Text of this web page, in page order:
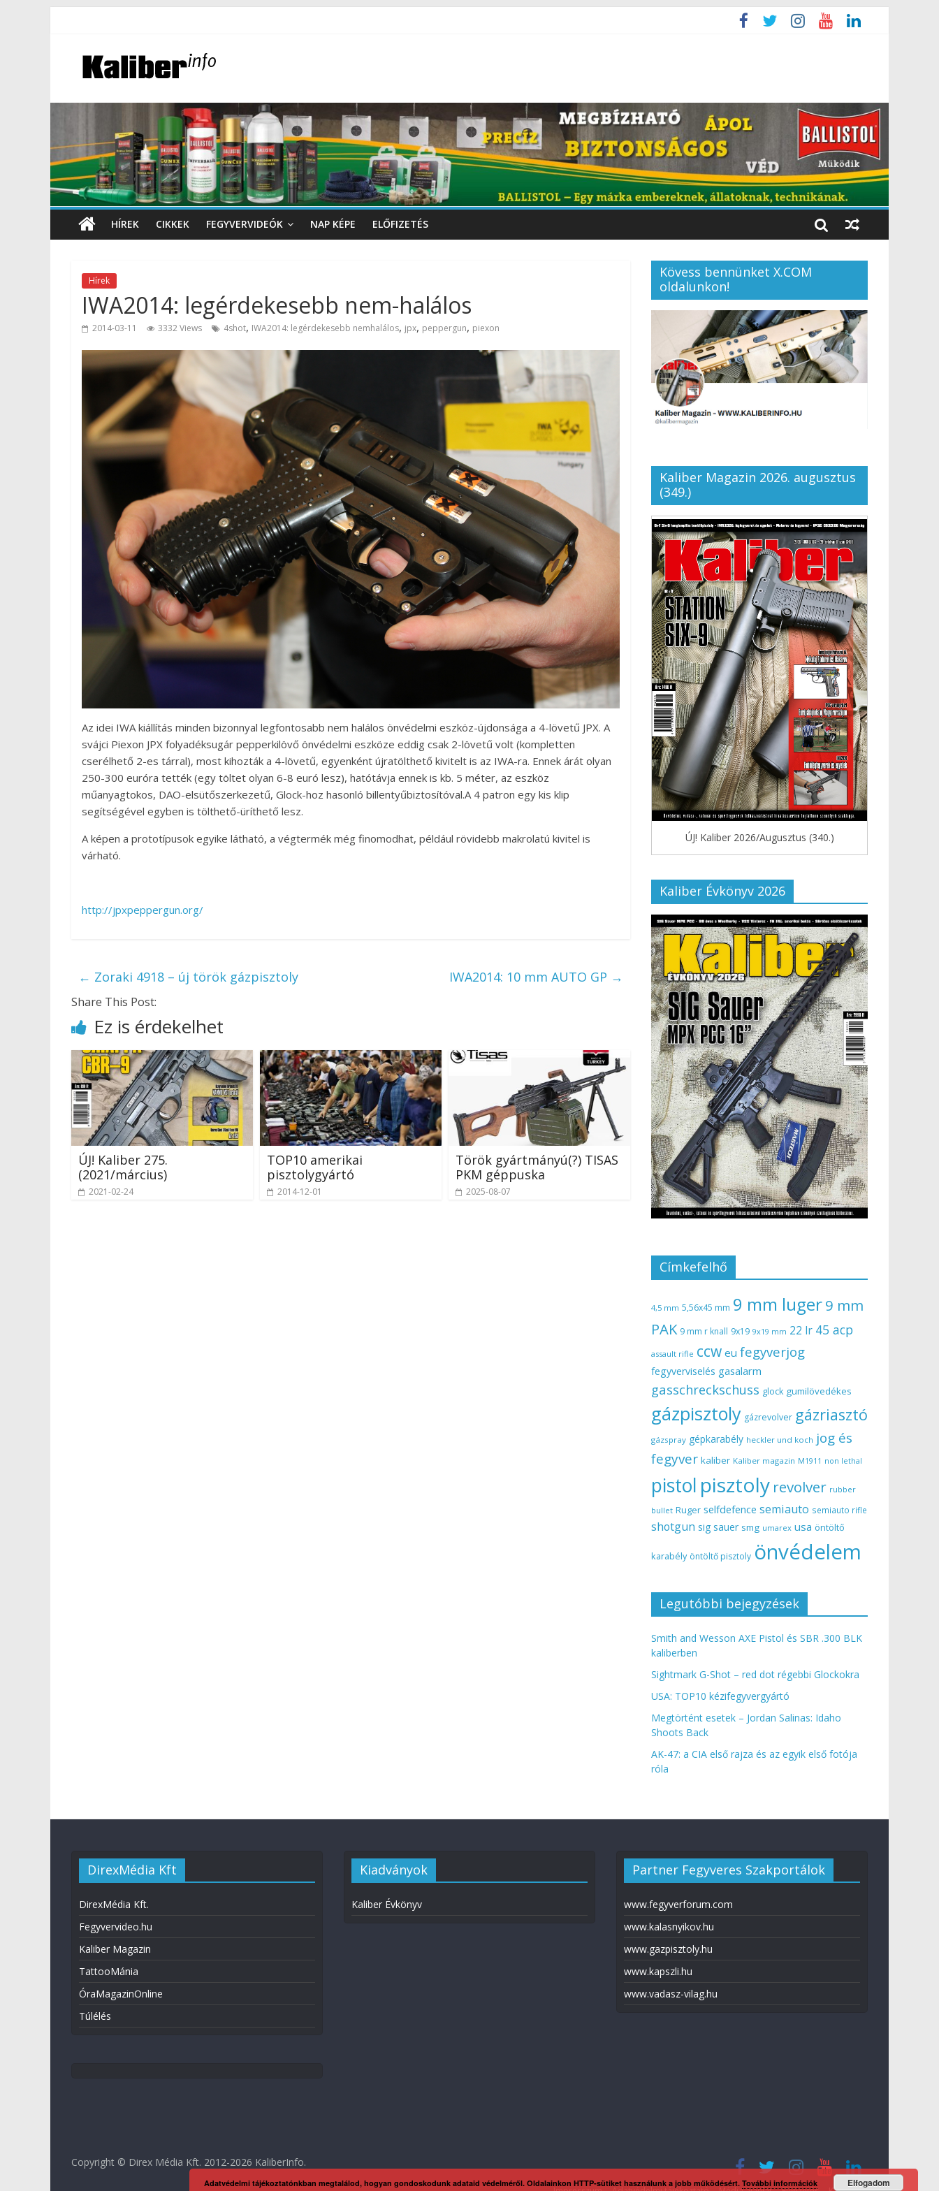
HÍREK CIKKEK FEGYVERVIDEÓK NAP KÉPE ELŐFIZETÉS
Hírek
IWA2014: legérdekesebb nem-halálos
2014-03-11 3332 Views 4shot, IWA2014: legérdekesebb nemhalálos, jpx, peppergun, piexon
Az idei IWA kiállítás minden bizonnyal legfontosabb nem halálos önvédelmi eszköz-újdonsága a 4-lövetű JPX. A
svájci Piexon JPX folyadéksugár pepperkilövő önvédelmi eszköze eddig csak 2-lövetű volt (kompletten
cserélhető 2-es tárral), most kihozták a 4-lövetű, egyenként újratölthető kivitelt is az IWA-ra. Ennek árát olyan
250-300 euróra tették (egy töltet olyan 6-8 euró lesz), hatótávja ennek is kb. 5 méter, az eszköz
műanyagtokos, DAO-elsütőszerkezetű, Glock-hoz hasonló billentyűbiztosítóval.A 4 patron egy kis klip
segítségével egyben is tölthető-üríthető lesz.
A képen a prototípusok egyike látható, a végtermék még finomodhat, például rövidebb makrolatú kivitel is
várható.
http://jpxpeppergun.org/
← Zoraki 4918 – új török gázpisztoly IWA2014: 10 mm AUTO GP →
Share This Post:
Ez is érdekelhet
ÚJ! Kaliber 275.
(2021/március)
2021-02-24
TOP10 amerikai
pisztolygyártó
2014-12-01
Török gyártmányú(?) TISAS
PKM géppuska
2025-08-07
Kövess bennünket X.COM
oldalunkon!
Kaliber Magazin 2026. augusztus
(349.)
ÚJ! Kaliber 2026/Augusztus (340.)
Kaliber Évkönyv 2026
Címkefelhő
4,5 mm 5,56x45 mm 9 mm luger9 mm
PAK 9 mm r knall 9x19 9x19 mm 22 lr 45 acp
assault rifle ccw eu fegyverjog
fegyverviselés gasalarm
gasschreckschuss glock gumilövedékes
gázpisztoly gázrevolver gázriasztó
gázspray gépkarabély heckler und koch jog és
fegyver kaliber Kaliber magazin M1911 non lethal
pistol pisztoly revolver rubber
bullet Ruger selfdefence semiauto semiauto rifle
shotgun sig sauer smg umarex usa öntöltő
karabély öntöltő pisztoly önvédelem
Legutóbbi bejegyzések
Smith and Wesson AXE Pistol és SBR .300 BLK
kaliberben
Sightmark G-Shot – red dot régebbi Glockokra
USA: TOP10 kézifegyvergyártó
Megtörtént esetek – Jordan Salinas: Idaho
Shoots Back
AK-47: a CIA első rajza és az egyik első fotója
róla
DirexMédia Kft
DirexMédia Kft.
Fegyvervideo.hu
Kaliber Magazin
TattooMánia
ÓraMagazinOnline
Túlélés
Kiadványok
Kaliber Évkönyv
Partner Fegyveres Szakportálok
www.fegyverforum.com
www.kalasnyikov.hu
www.gazpisztoly.hu
www.kapszli.hu
www.vadasz-vilag.hu
Copyright © Direx Média Kft. 2012-2026 KaliberInfo.
Adatvédelmi tájékoztatónkban megtalálod, hogyan gondoskodunk adataid védelméről. Oldalainkon HTTP-sütiket használunk a jobb működésért. További információk Elfogadom